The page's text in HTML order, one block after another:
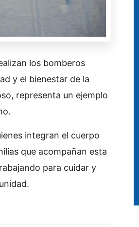
los bomberos
y el bienestar de la
representa un ejemplo
integran el cuerpo
que acompañan esta
para cuidar y